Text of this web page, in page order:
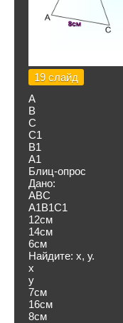
19 слайд
А
В
С
С1
В1
А1
Блиц-опрос
Дано:
ABC
А1В1С1
12см
14см
6см
Найдите: х, у.
х
у
7см
16см
8см